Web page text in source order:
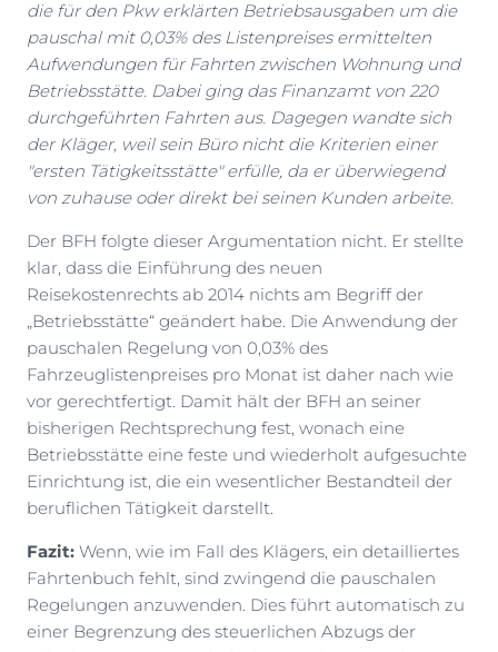
die für den Pkw erklärten Betriebsausgaben um die
pauschal mit 0,03% des Listenpreises ermittelten
Aufwendungen für Fahrten zwischen Wohnung und
Betriebsstätte. Dabei ging das Finanzamt von 220
durchgeführten Fahrten aus. Dagegen wandte sich
der Kläger, weil sein Büro nicht die Kriterien einer
"ersten Tätigkeitsstätte" erfülle, da er überwiegend
von zuhause oder direkt bei seinen Kunden arbeite.
Der BFH folgte dieser Argumentation nicht. Er stellte
klar, dass die Einführung des neuen
Reisekostenrechts ab 2014 nichts am Begriff der
„Betriebsstätte“ geändert habe. Die Anwendung der
pauschalen Regelung von 0,03% des
Fahrzeuglistenpreises pro Monat ist daher nach wie
vor gerechtfertigt. Damit hält der BFH an seiner
bisherigen Rechtsprechung fest, wonach eine
Betriebsstätte eine feste und wiederholt aufgesuchte
Einrichtung ist, die ein wesentlicher Bestandteil der
beruflichen Tätigkeit darstellt.
Fazit: Wenn, wie im Fall des Klägers, ein detailliertes
Fahrtenbuch fehlt, sind zwingend die pauschalen
Regelungen anzuwenden. Dies führt automatisch zu
einer Begrenzung des steuerlichen Abzugs der